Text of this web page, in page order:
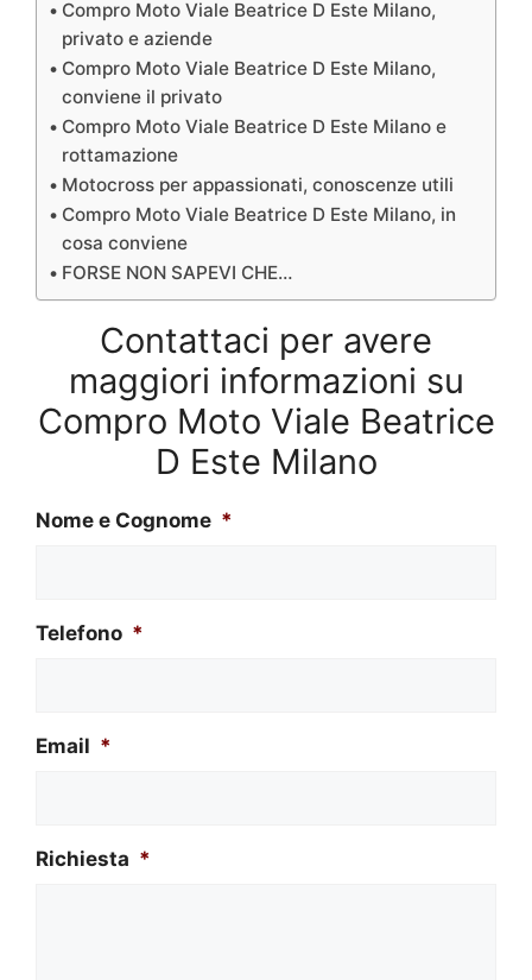
Compro Moto Viale Beatrice D Este Milano,
privato e aziende
Compro Moto Viale Beatrice D Este Milano,
conviene il privato
Compro Moto Viale Beatrice D Este Milano e
rottamazione
Motocross per appassionati, conoscenze utili
Compro Moto Viale Beatrice D Este Milano, in
cosa conviene
FORSE NON SAPEVI CHE…
Contattaci per avere
maggiori informazioni su
Compro Moto Viale Beatrice
D Este Milano
Nome e Cognome *
Telefono *
Email *
Richiesta *